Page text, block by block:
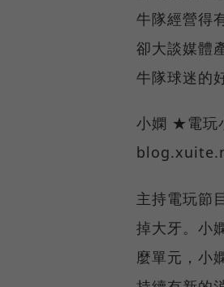
牛隊經營得
卻大談媒體
牛隊球迷的
小嫻 ★電玩
主持電玩節
掉大牙。小
麼單元，小